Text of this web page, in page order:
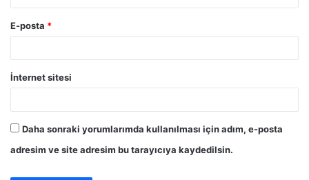
E-posta *
İnternet sitesi
Daha sonraki yorumlarımda kullanılması için adım, e-posta
adresim ve site adresim bu tarayıcıya kaydedilsin.